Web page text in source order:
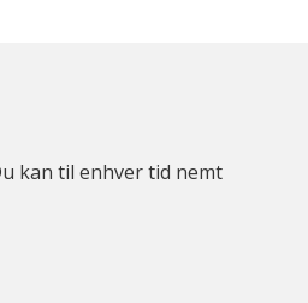
kan til enhver tid nemt